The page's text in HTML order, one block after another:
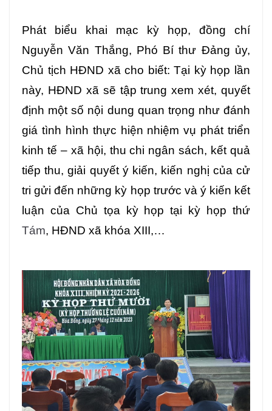
Phát biểu khai mạc kỳ họp, đồng chí
Nguyễn Văn Thắng, Phó Bí thư Đảng ủy,
Chủ tịch HĐND xã cho biết: Tại kỳ họp lần
này, HĐND xã sẽ tập trung xem xét, quyết
định một số nội dung quan trọng như đánh
giá tình hình thực hiện nhiệm vụ phát triển
kinh tế – xã hội, thu chi ngân sách, kết quả
tiếp thu, giải quyết ý kiến, kiến nghị của cử
tri gửi đến những kỳ họp trước và ý kiến kết
luận của Chủ tọa kỳ họp tại kỳ họp thứ
Tám, HĐND xã khóa XIII,…